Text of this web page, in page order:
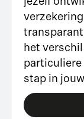
het
particuliere
stap in